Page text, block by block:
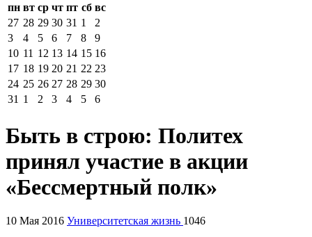
пн вт ср чт пт сб вс
27 28 29 30 31 1
2
3
4 5 6 7 8
9
10 11 12 13 14 15 16
17 18 19 20 21 22 23
24 25 26 27 28 29 30
31 1 2 3 4 5 6
Быть в строю: Политех
принял участие в акции
«Бессмертный полк»
10 Мая 2016 Университетская жизнь 1046